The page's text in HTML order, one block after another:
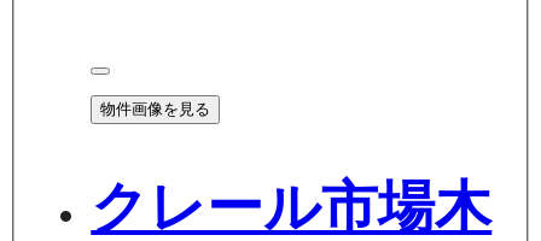
物件画像を見る
クレール市場木